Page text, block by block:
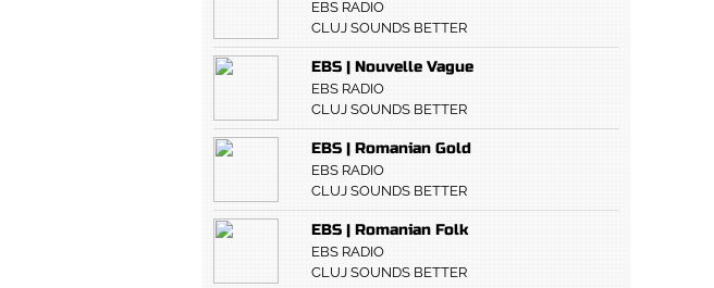
EBS RADIO
CLUJ SOUNDS BETTER
EBS | Nouvelle Vague
EBS RADIO
CLUJ SOUNDS BETTER
EBS | Romanian Gold
EBS RADIO
CLUJ SOUNDS BETTER
EBS | Romanian Folk
EBS RADIO
CLUJ SOUNDS BETTER